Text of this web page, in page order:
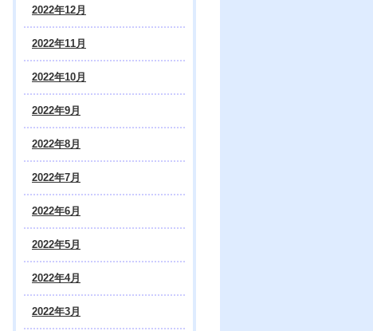
2022年12月
2022年11月
2022年10月
2022年9月
2022年8月
2022年7月
2022年6月
2022年5月
2022年4月
2022年3月